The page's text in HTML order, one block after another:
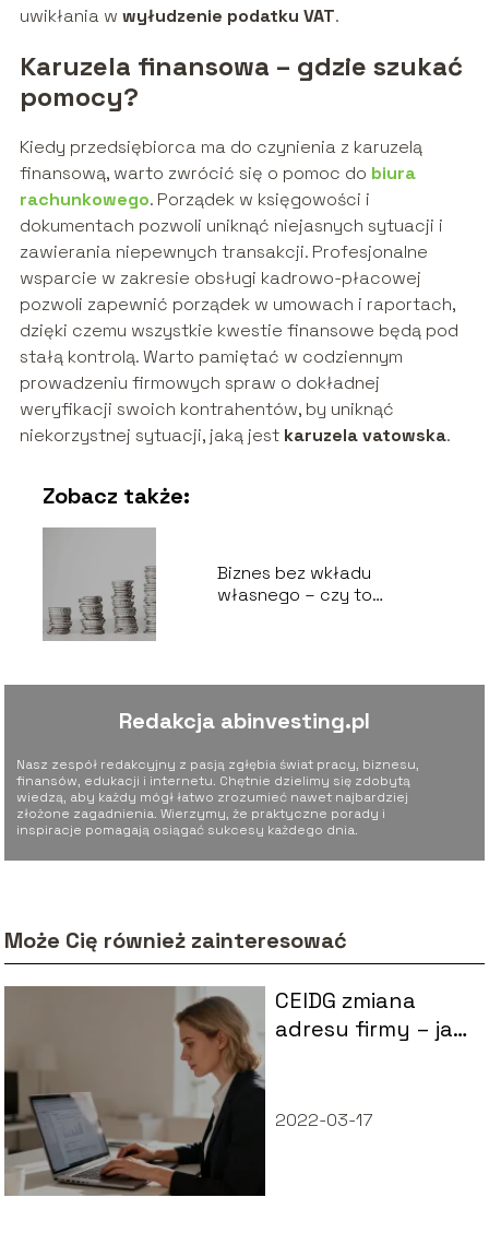
uwikłania w wyłudzenie podatku VAT.
Karuzela finansowa – gdzie szukać
pomocy?
Kiedy przedsiębiorca ma do czynienia z karuzelą
finansową, warto zwrócić się o pomoc do biura
rachunkowego. Porządek w księgowości i
dokumentach pozwoli uniknąć niejasnych sytuacji i
zawierania niepewnych transakcji. Profesjonalne
wsparcie w zakresie obsługi kadrowo-płacowej
pozwoli zapewnić porządek w umowach i raportach,
dzięki czemu wszystkie kwestie finansowe będą pod
stałą kontrolą. Warto pamiętać w codziennym
prowadzeniu firmowych spraw o dokładnej
weryfikacji swoich kontrahentów, by uniknąć
niekorzystnej sytuacji, jaką jestkaruzela vatowska.
Zobacz także:
Biznes bez wkładu
własnego – czy to
Redakcja abinvesting.pl
Nasz zespół redakcyjny z pasją zgłębia świat pracy, biznesu,
finansów, edukacji i internetu. Chętnie dzielimy się zdobytą
wiedzą, aby każdy mógł łatwo zrozumieć nawet najbardziej
złożone zagadnienia. Wierzymy, że praktyczne porady i
inspiracje pomagają osiągać sukcesy każdego dnia.
Może Cię również zainteresować
CEIDG zmiana
adresu firmy – jak
po kroku?
2022-03-17